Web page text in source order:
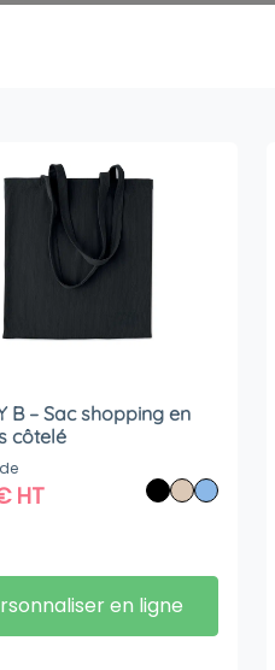
B – Sac shopping en
côtelé
HT
en ligne